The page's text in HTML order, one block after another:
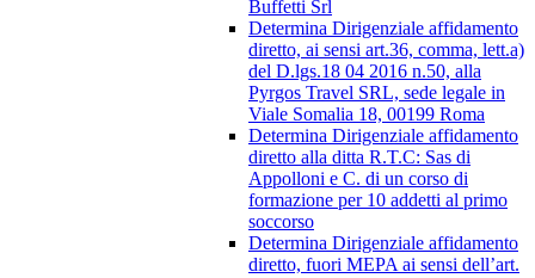
Buffetti Srl
Determina Dirigenziale affidamento
diretto, ai sensi art.36, comma, lett.a)
del D.lgs.18 04 2016 n.50, alla
Pyrgos Travel SRL, sede legale in
Viale Somalia 18, 00199 Roma
Determina Dirigenziale affidamento
diretto alla ditta R.T.C: Sas di
Appolloni e C. di un corso di
formazione per 10 addetti al primo
soccorso
Determina Dirigenziale affidamento
diretto, fuori MEPA ai sensi dell’art.